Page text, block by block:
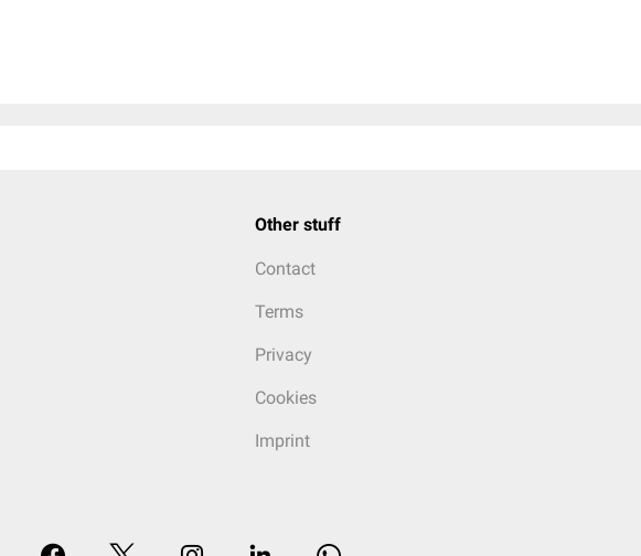
Other stuff
Contact
Terms
Privacy
Cookies
Imprint